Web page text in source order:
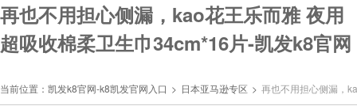
再也不用担心侧漏，kao花王乐而雅 夜用
超吸收棉柔卫生巾34cm*16片-凯发k8官网
当前位置： 凯发k8官网-k8凯发官网入口 > 日本亚马逊专区 > 再也不用担心侧漏，